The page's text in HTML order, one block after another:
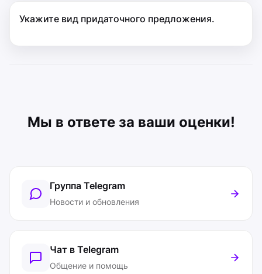
Укажите вид придаточного предложения.
Мы в ответе за ваши оценки!
Группа Telegram
Новости и обновления
Чат в Telegram
Общение и помощь